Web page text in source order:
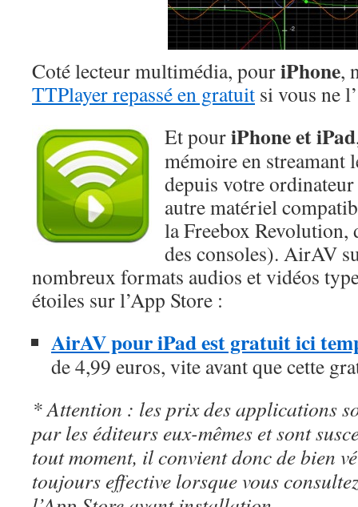
Coté lecteur multimédia, pouriPhone,
TTPlayer repassé en gratuit si vous ne
Et pouriPhone et iPad
mémoire en streamant
depuis votre
autre matériel
la Freebox Revolution,
des consoles). AirAV
nombreux formats audios et vidéos
étoiles sur l’App Store :
AirAV pour iPad est gratuit ici
de 4,99 euros, vite avant que cette
* Attention : les prix des applications
par les éditeurs eux-mêmes et sont
tout moment, il convient donc de bien
toujours effective lorsque vous